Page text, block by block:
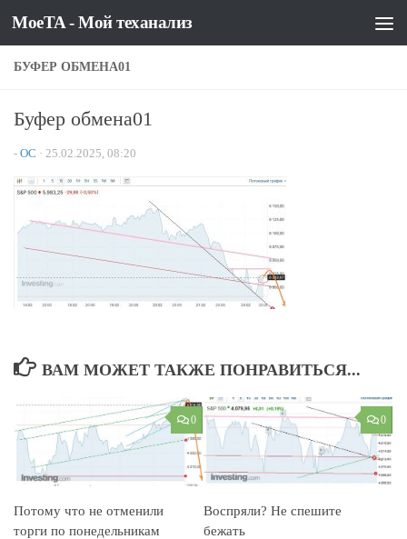
Перейти к содержимому
MoeTA - Мой теханализ
БУФЕР ОБМЕНА01
Буфер обмена01
- OC · 25.02.2025, 08:20
ВАМ МОЖЕТ ТАКЖЕ ПОНРАВИТЬСЯ...
0
Потому что не отменили
торги по понедельникам
0
Воспряли? Не спешите
бежать